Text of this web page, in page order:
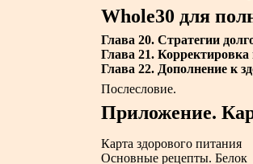
Whole30 для
Глава 20. Стратегии
Глава 21.
Глава 22. Дополнение к
Послесловие.
Приложение.
Карта здорового питания
Основные рецепты. Белок